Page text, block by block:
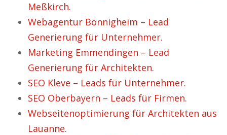
Meßkirch.
Webagentur Bönnigheim – Lead
Generierung für Unternehmer.
Marketing Emmendingen – Lead
Generierung für Architekten.
SEO Kleve – Leads für Unternehmer.
SEO Oberbayern – Leads für Firmen.
Webseitenoptimierung für Architekten aus
Lauanne.